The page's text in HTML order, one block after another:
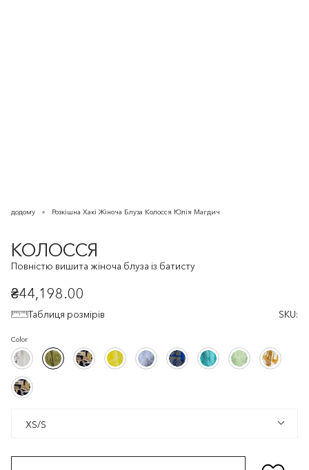
додому Розкішна Хакі Жіноча Блуза Колосся Юлія Магдич
КОЛОССЯ
Повністю вишита жіноча блуза із батисту
₴44,198.00
Таблиця розмірів SKU:
Color
Білий/
БілийБілий/
Білий
Хакі/
ХакіХакі/
Чорний/
Золотистий
Чорний/
Жовтий/
Жовтий
Жовтий/
Світло-
блакитний/
Сріблястий
Світло-
Синій/
Золотистий
Синій/
Бірюзовий/
Бірюзовий
Бірюзовий/
Зелений/
Золотистий
Зелений/
Білий/
Золотистий
Білий/
Чорний/
Золотистий
Чорний/
XS/S
XS/S